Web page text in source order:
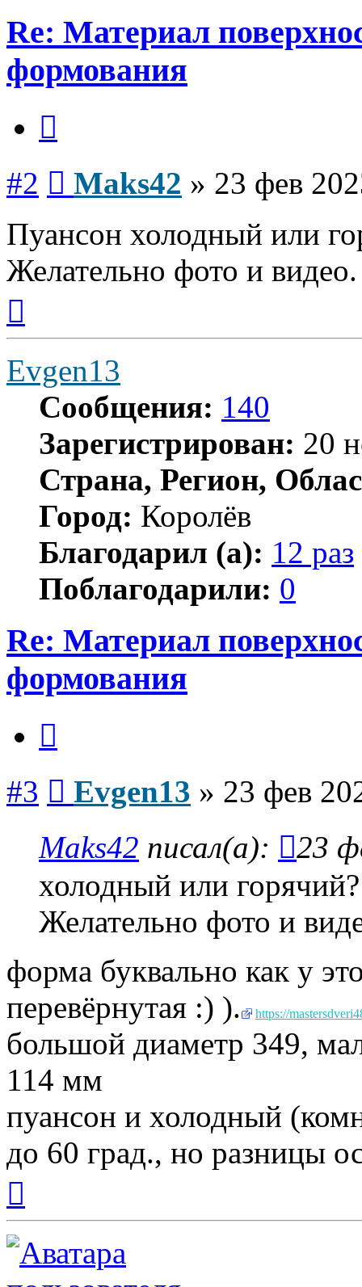
Re: Материал
формования
#2 Maks42 » 23 фев
Пуансон холодный или
Желательно фото и видео.
началу
Evgen13
Сообщения: 140
Зарегистрирован: 20
Страна, Регион,
Город: Королёв
Благодарил (а): 12 раз
Поблагодарили: 0
Re: Материал
формования
#3 Evgen13 » 23 фев
Maks42 писал(а):
23
холодный или горячий?
Желательно фото и
форма буквально как у
перевёрнутая :) ).
https://
большой диаметр 349,
114 мм
пуансон и холодный
до 60 град., но разницы
началу